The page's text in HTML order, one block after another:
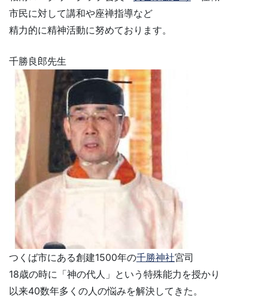
市民に対して講和や座禅指導など
精力的に精神活動に努めております。
千勝良郎先生
つくば市にある創建1500年の千勝神社宮司
18歳の時に「神の代人」という特殊能力を授かり
以来40数年多くの人の悩みを解決してきた。